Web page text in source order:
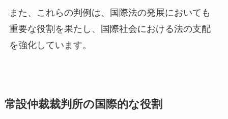
また、これらの判例は、国際法の発展においても
重要な役割を果たし、国際社会における法の支配
を強化しています。
常設仲裁裁判所の国際的な役割